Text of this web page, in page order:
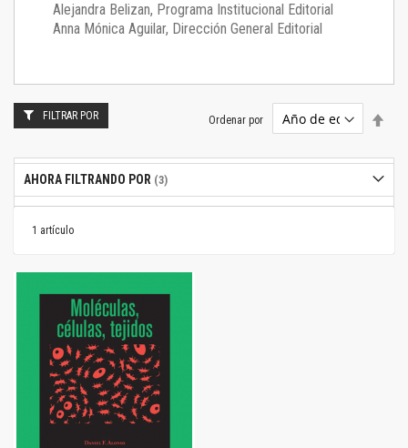
Alejandra Belizan, Programa Institucional Editorial
Anna Mónica Aguilar, Dirección General Editorial
1 artículo
Ordenar por
FILTRAR POR
AHORA FILTRANDO POR